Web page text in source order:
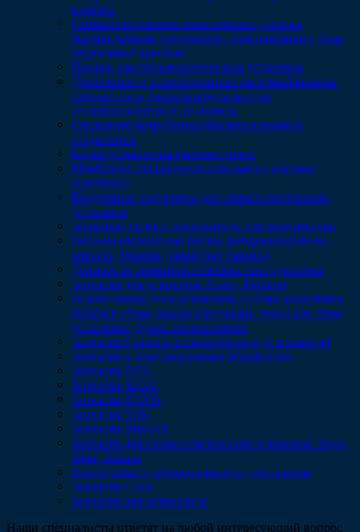
клапана
Стоматологические наконечники, гильзы,
быстросъёмное соединение, электропривод, блок
управления креслом
Педали для стоматологических установок
Дренажные и аспирационные системы/фильтры
слюноотсоса, пылесоса/бутылки для
стоматологических установок
Соединители/тройники/быстроразъемные
соединения
Блоки управления фиброоптикой
Мембраны для распределительного клапана
(гребёнок)
Воздушные редукторы для стоматологических
установок
Запасные части и соединители для компрессора
Гигиена (прикусные блоки, роторасширители,
зеркала, ёршики, защитные экраны)
Держатели стоматологических инструментов
Запчасти для установок A-dec, Belmont
Портативные стом установки, столик ассистента,
подача в сборе, масло для смазки, чехол для стом
установки, ручки столика врача
Запчасти Cattani к аспирации aspi-jet и mono-jet
Запчасти и комплектующие Woodpecker
Запчасти DTE
Запчасти Sirona
Запчасти KAVO
Запчасти NSK
Запчасти Bien Air
Запчасти для стоматологических установок Anya,
Siger, Azimut
Аксессуары и принадлежности для сканера
Запчасти Coxo
Запчасти для автоклавов
Наши специалисты ответят на любой интересующий вопрос